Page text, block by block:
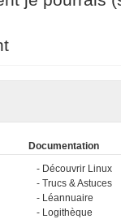
Documentation
Découvrir Linux
Trucs & Astuces
Léannuaire
Logithèque